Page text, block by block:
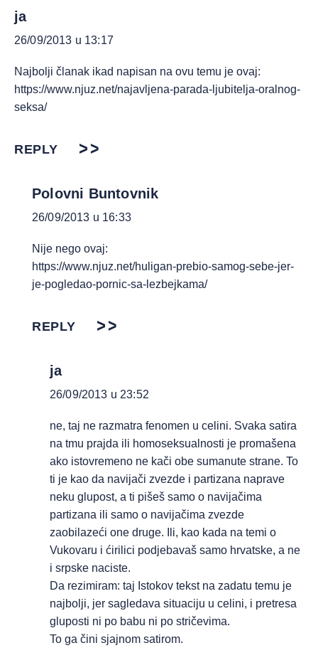
ja
26/09/2013 u 13:17
Najbolji članak ikad napisan na ovu temu je ovaj:
https://www.njuz.net/najavljena-parada-ljubitelja-oralnog-
seksa/
REPLY
Polovni Buntovnik
26/09/2013 u 16:33
Nije nego ovaj:
https://www.njuz.net/huligan-prebio-samog-sebe-jer-
je-pogledao-pornic-sa-lezbejkama/
REPLY
ja
26/09/2013 u 23:52
ne, taj ne razmatra fenomen u celini. Svaka satira
na tmu prajda ili homoseksualnosti je promašena
ako istovremeno ne kači obe sumanute strane. To
ti je kao da navijači zvezde i partizana naprave
neku glupost, a ti pišeš samo o navijačima
partizana ili samo o navijačima zvezde
zaobilazeći one druge. Ili, kao kada na temi o
Vukovaru i ćirilici podjebavaš samo hrvatske, a ne
i srpske naciste.
Da rezimiram: taj Istokov tekst na zadatu temu je
najbolji, jer sagledava situaciju u celini, i pretresa
gluposti ni po babu ni po stričevima.
To ga čini sjajnom satirom.